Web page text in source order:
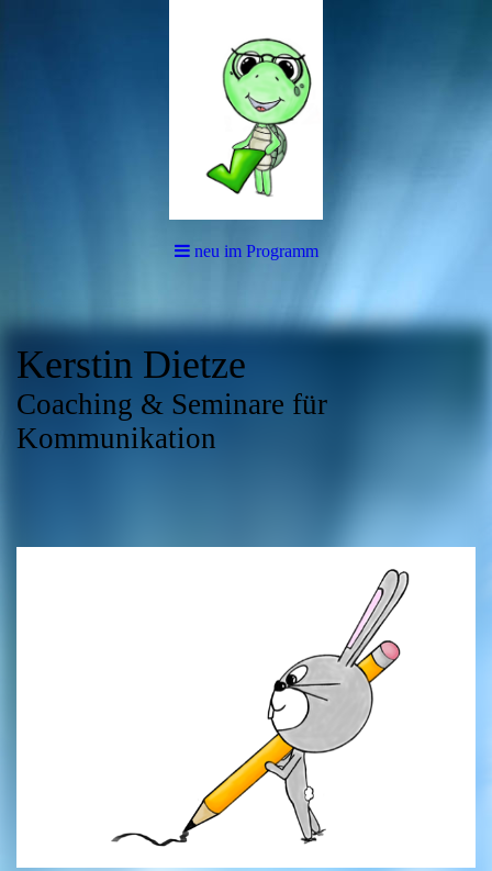
neu im Programm
Kerstin Dietze
Coaching & Seminare für
Kommunikation